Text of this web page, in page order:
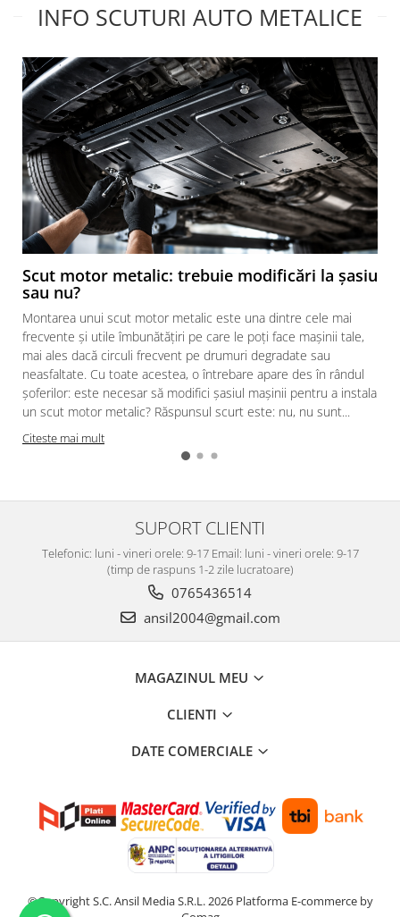
Scut motor SAAB
Scut motor Skoda
Scut motor Smart
Scut motor SsangYong
Scut motor Subaru
Scut motor Suzuki
Scut motor Tesla
Scut motor Toyota
Scut motor Volvo
Scut motor Volvo C40
Scut motor Volvo V90
Scut motor Volvo XC40
Scut motor Vw
Suporturi biciclete
Suporturi de scara
INFO SCUTURI AUTO METALICE
Scut motor metalic: trebuie modificări la șasiu
sau nu?
Montarea unui scut motor metalic este una dintre cele mai
frecvente și utile îmbunătățiri pe care le poți face mașinii tale,
mai ales dacă circuli frecvent pe drumuri degradate sau
neasfaltate. Cu toate acestea, o întrebare apare des în rândul
șoferilor: este necesar să modifici șasiul mașinii pentru a instala
un scut motor metalic? Răspunsul scurt este: nu, nu sunt...
Citeste mai mult
SUPORT CLIENTI
Telefonic: luni - vineri orele: 9-17 Email: luni - vineri orele: 9-17
(timp de raspuns 1-2 zile lucratoare)
0765436514
ansil2004@gmail.com
MAGAZINUL MEU
CLIENTI
DATE COMERCIALE
©Copyright S.C. Ansil Media S.R.L. 2026 Platforma E-commerce by